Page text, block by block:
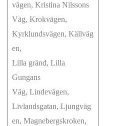
vägen, Kristina Nilssons
Väg, Krokvägen,
Kyrklundsvägen, Källväg
en,
Lilla gränd, Lilla
Gungans
Väg, Lindevägen,
Livlandsgatan, Ljungväg
en, Magnebergskroken,